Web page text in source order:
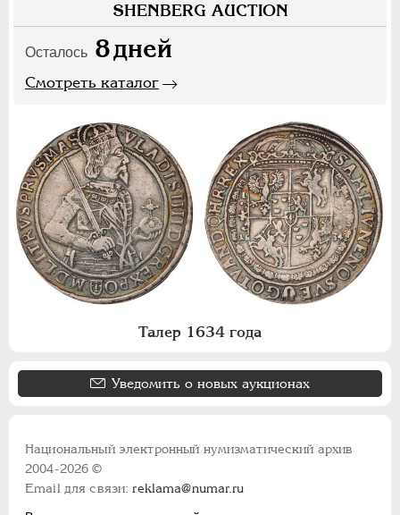
SHENBERG AUCTION
Осталось 8дней
Смотреть каталог
Талер 1634 года
Уведомить о новых аукционах
Национальный электронный нумизматический архив
2004-2026 ©
Email для связи:reklama@numar.ru